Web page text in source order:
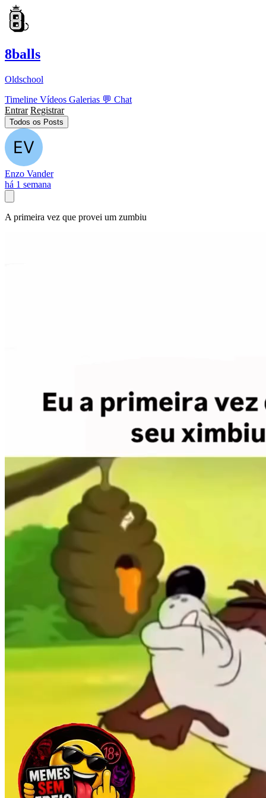
8balls
Oldschool
Timeline Vídeos Galerias 💬 Chat
Entrar Registrar
Todos os Posts
Enzo Vander
há 1 semana
A primeira vez que provei um zumbiu